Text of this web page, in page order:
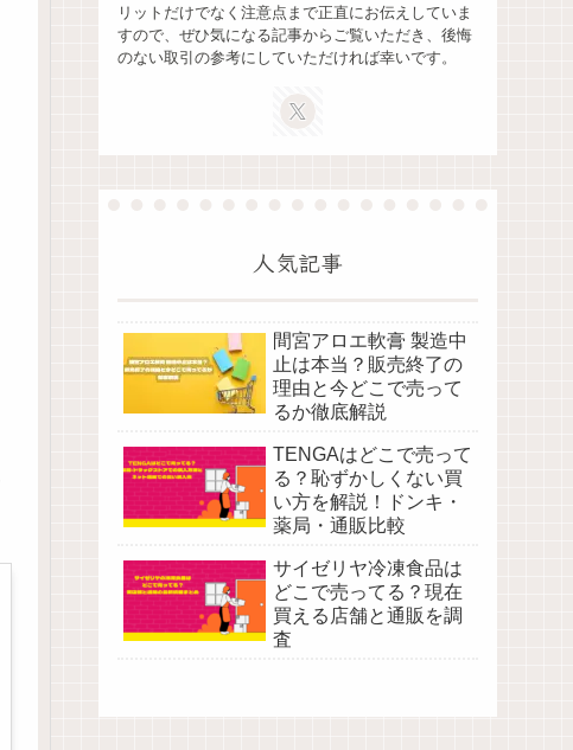
リットだけでなく注意点まで正直にお伝えしていま
すので、ぜひ気になる記事からご覧いただき、後悔
のない取引の参考にしていただければ幸いです。
人気記事
間宮アロエ軟膏 製造中
止は本当？販売終了の
理由と今どこで売って
るか徹底解説
TENGAはどこで売って
る？恥ずかしくない買
い方を解説！ドンキ・
薬局・通販比較
サイゼリヤ冷凍食品は
どこで売ってる？現在
買える店舗と通販を調
査